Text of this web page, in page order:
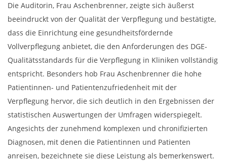
Die Auditorin, Frau Aschenbrenner, zeigte sich äußerst
beeindruckt von der Qualität der Verpflegung und bestätigte,
dass die Einrichtung eine gesundheitsfördernde
Vollverpflegung anbietet, die den Anforderungen des DGE-
Qualitätsstandards für die Verpflegung in Kliniken vollständig
entspricht. Besonders hob Frau Aschenbrenner die hohe
Patientinnen- und Patientenzufriedenheit mit der
Verpflegung hervor, die sich deutlich in den Ergebnissen der
statistischen Auswertungen der Umfragen widerspiegelt.
Angesichts der zunehmend komplexen und chronifizierten
Diagnosen, mit denen die Patientinnen und Patienten
anreisen, bezeichnete sie diese Leistung als bemerkenswert.